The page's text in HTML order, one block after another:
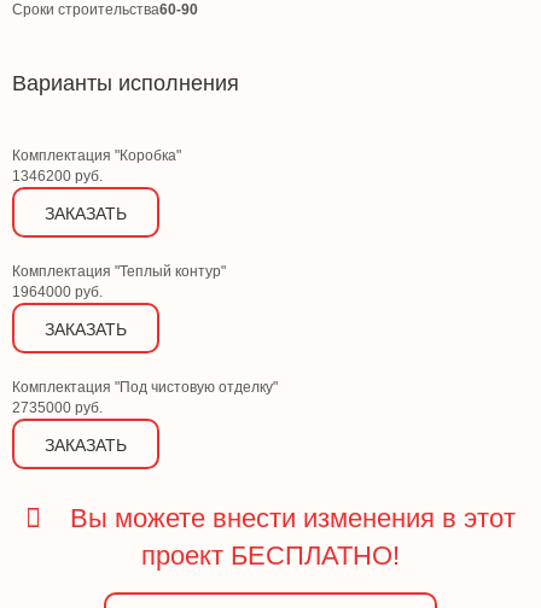
Сроки строительства60-90
Варианты исполнения
Комплектация "Коробка"
1346200 руб.
ЗАКАЗАТЬ
Комплектация "Теплый контур"
1964000 руб.
ЗАКАЗАТЬ
Комплектация "Под чистовую отделку"
2735000 руб.
ЗАКАЗАТЬ
Вы можете внести изменения в этот
проект БЕСПЛАТНО!